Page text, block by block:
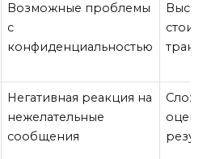
Возможные проблемы
с
конфиденциальностью
Негативная реакция на
нежелательные
сообщения